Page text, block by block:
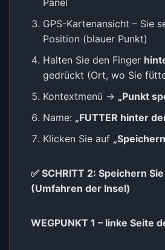
GPS-Kartenansicht – Sie
Position (blauer Punkt)
Halten Sie den Finger
gedrückt (Ort, wo Sie
Kontextmenü → „Punkt
Name: „FUTTER hinter
Klicken Sie auf
✅ SCHRITT 2: Speichern
(Umfahren der Insel)
WEGPUNKT 1 – linke Seite